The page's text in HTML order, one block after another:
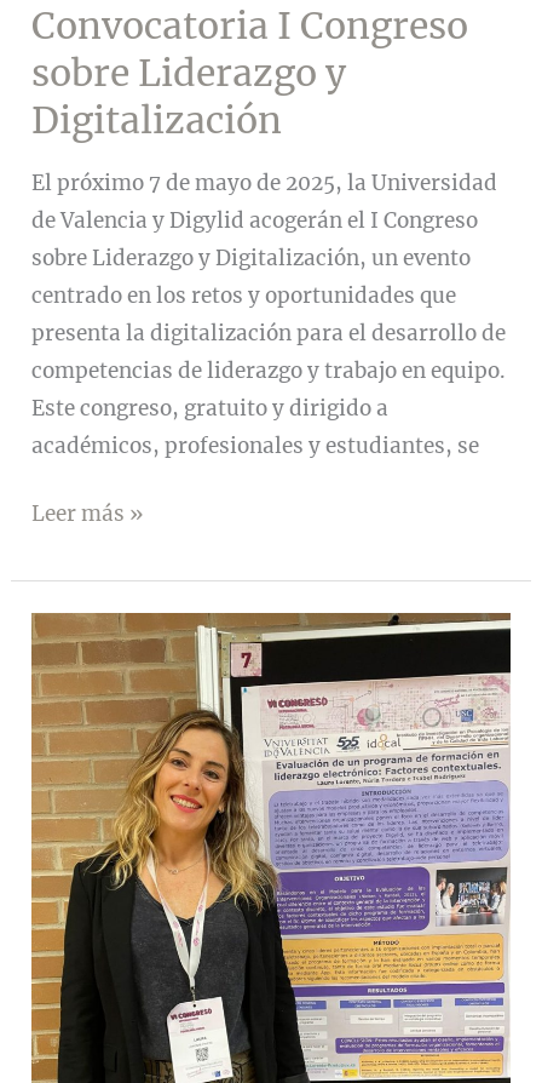
Convocatoria I Congreso
sobre Liderazgo y
Digitalización
El próximo 7 de mayo de 2025, la Universidad
de Valencia y Digylid acogerán el I Congreso
sobre Liderazgo y Digitalización, un evento
centrado en los retos y oportunidades que
presenta la digitalización para el desarrollo de
competencias de liderazgo y trabajo en equipo.
Este congreso, gratuito y dirigido a
académicos, profesionales y estudiantes, se
Convocatoria
Congreso
sobre
Liderazgo
y
Digitalización
Leer más »